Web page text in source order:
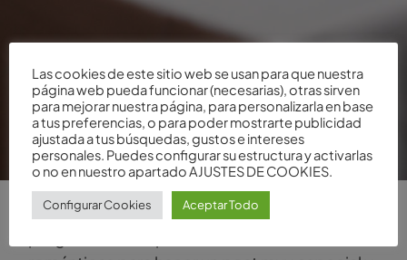
¡Feliz San Valentín! Hace unas semanas os
Las cookies de este sitio web se usan para que nuestra
página web pueda funcionar (necesarias), otras sirven
para mejorar nuestra página, para personalizarla en base
a tus preferencias, o para poder mostrarte publicidad
ajustada a tus búsquedas, gustos e intereses
personales. Puedes configurar su estructura y activarlas
o no en nuestro apartado AJUSTES DE COOKIES.
Configurar Cookies Aceptar Todo